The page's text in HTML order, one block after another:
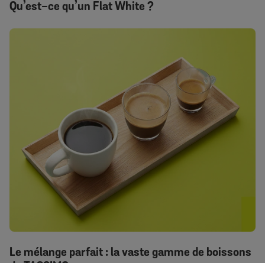
Qu’est-ce qu’un Flat White ?
Le mélange parfait : la vaste gamme de boissons